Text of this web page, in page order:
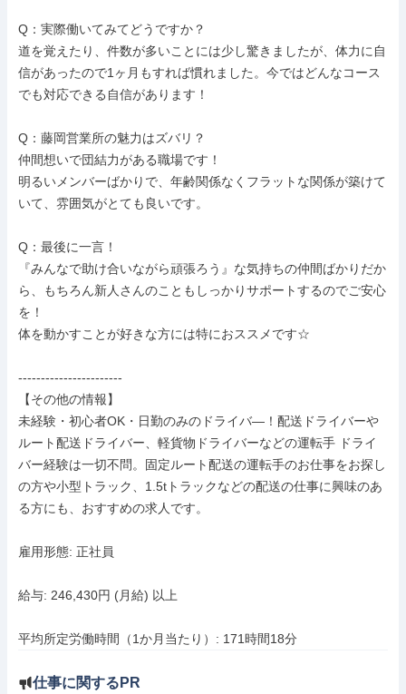
Q：実際働いてみてどうですか？
道を覚えたり、件数が多いことには少し驚きましたが、体力に自
信があったので1ヶ月もすれば慣れました。今ではどんなコース
でも対応できる自信があります！
Q：藤岡営業所の魅力はズバリ？
仲間想いで団結力がある職場です！
明るいメンバーばかりで、年齢関係なくフラットな関係が築けて
いて、雰囲気がとても良いです。
Q：最後に一言！
『みんなで助け合いながら頑張ろう』な気持ちの仲間ばかりだか
ら、もちろん新人さんのこともしっかりサポートするのでご安心
を！
体を動かすことが好きな方には特におススメです☆
-----------------------
【その他の情報】
未経験・初心者OK・日勤のみのドライバ―！配送ドライバーや
ルート配送ドライバー、軽貨物ドライバーなどの運転手 ドライ
バー経験は一切不問。固定ルート配送の運転手のお仕事をお探し
の方や小型トラック、1.5tトラックなどの配送の仕事に興味のあ
る方にも、おすすめの求人です。
雇用形態: 正社員
給与: 246,430円 (月給) 以上
平均所定労働時間（1か月当たり）: 171時間18分
仕事に関するPR